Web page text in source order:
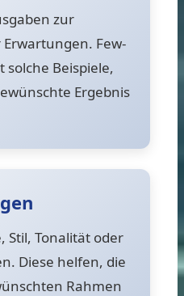
zur
Few-
Beispiele,
Ergebnis
Stil, Tonalität oder
Diese helfen, die
Rahmen